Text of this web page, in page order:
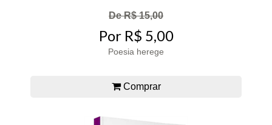
De R$ 15,00
Por R$ 5,00
Poesia herege
Comprar